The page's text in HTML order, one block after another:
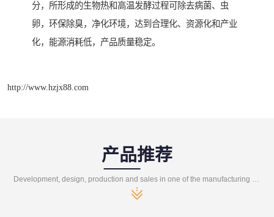
分，所形成的生物热和高温发酵过程可除去病菌、虫
卵，环保除臭，净化环境，达到合理化、资源化和产业
化，能源消耗低，产品质量稳定。
http://www.hzjx88.com
产品推荐
Development, design, production and sales in one of the manufacturing enterprises